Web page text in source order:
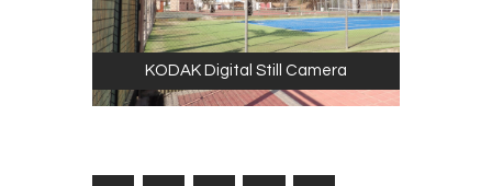
KODAK Digital Still Camera